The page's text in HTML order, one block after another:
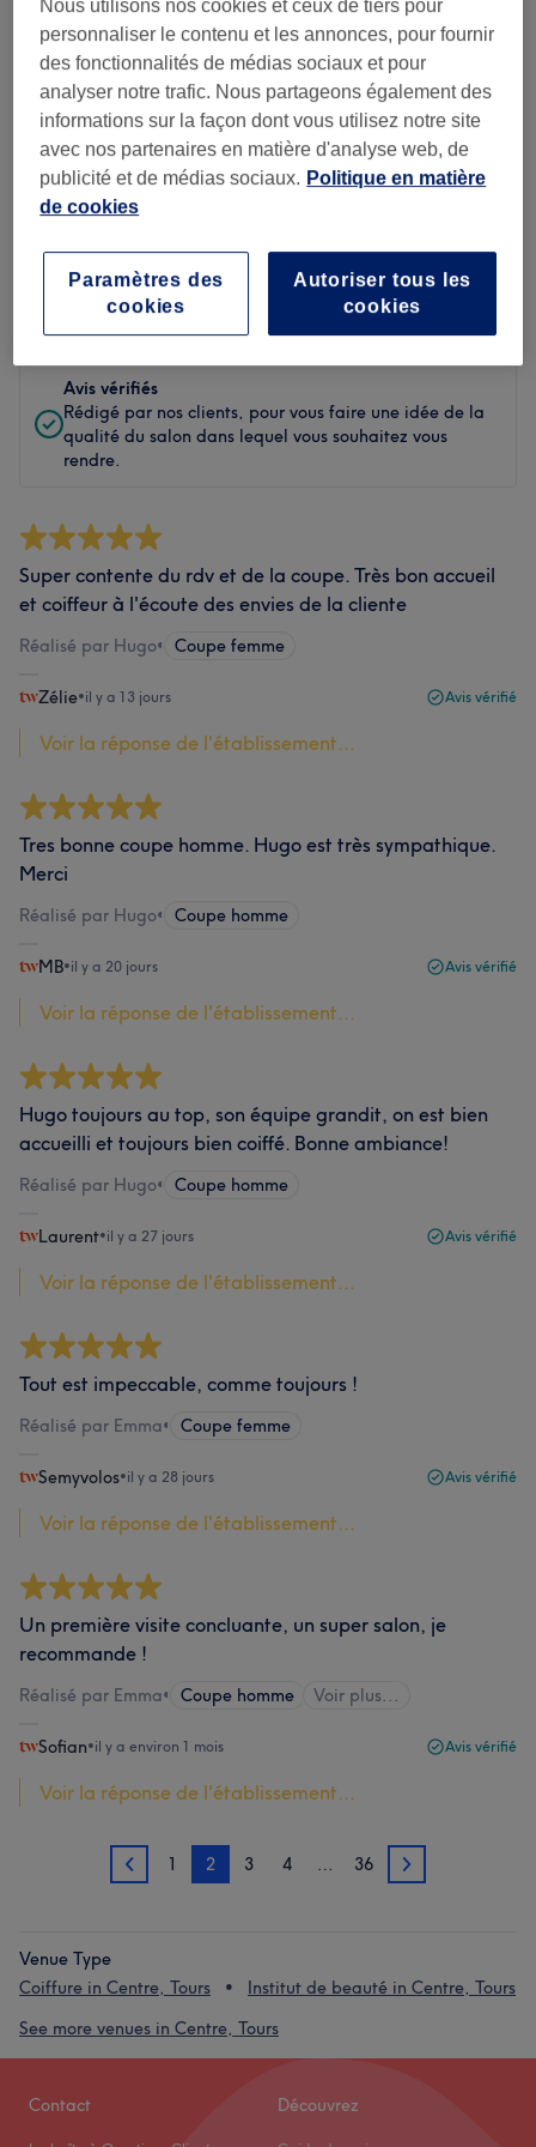
Personnel
Filtrer les avis
beauté
Toutes les prestations
Évaluation Filtrer par évaluation
Avis vérifiés
Rédigé par nos clients, pour vous faire une idée de la
qualité du salon dans lequel vous souhaitez vous
rendre.
Super contente du rdv et de la coupe. Très bon accueil
et coiffeur à l'écoute des envies de la cliente
Réalisé par Hugo• Coupe femme
Zélie•il y a 13 jours Avis vérifié
Voir la réponse de l'établissement...
Tres bonne coupe homme. Hugo est très sympathique.
Merci
Réalisé par Hugo• Coupe homme
MB•il y a 20 jours Avis vérifié
Voir la réponse de l'établissement...
Hugo toujours au top, son équipe grandit, on est bien
accueilli et toujours bien coiffé. Bonne ambiance!
Réalisé par Hugo• Coupe homme
Laurent•il y a 27 jours Avis vérifié
Voir la réponse de l'établissement...
Tout est impeccable, comme toujours !
Réalisé par Emma• Coupe femme
Semyvolos•il y a 28 jours Avis vérifié
Voir la réponse de l'établissement...
Un première visite concluante, un super salon, je
recommande !
Réalisé par Emma• Coupe homme Voir plus...
Sofian•il y a environ 1 mois Avis vérifié
Voir la réponse de l'établissement...
1 1 2 3 4 … 36 3
Venue Type
Coiffure in Centre, Tours
Institut de beauté in Centre, Tours
See more venues in Centre, Tours
Contact Découvrez
Nous utilisons nos cookies et ceux de tiers pour
personnaliser le contenu et les annonces, pour fournir
des fonctionnalités de médias sociaux et pour
analyser notre trafic. Nous partageons également des
informations sur la façon dont vous utilisez notre site
avec nos partenaires en matière d'analyse web, de
publicité et de médias sociaux. Politique en matière
de cookies
Autoriser tous les
cookies
Paramètres des
cookies